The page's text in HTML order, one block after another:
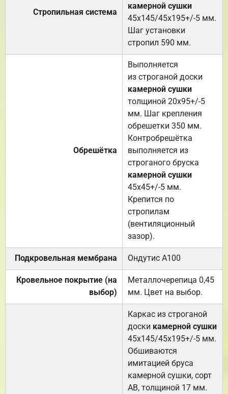
Стропильная система
камерной сушки
45х145/45х195+/-5 мм.
Шаг установки
стропил 590 мм.
Обрешётка
Выполняется
из строганой доски
камерной сушки
толщиной 20х95+/-5
мм. Шаг крепления
обрешетки 350 мм.
Контробрешётка
выполняется из
строганого бруска
камерной сушки
45х45+/-5 мм.
Крепится по
стропилам
(вентиляционный
зазор).
Подкровельная мембрана Ондутис А100
Кровельное покрытие (на
выбор)
Металлочерепица 0,45
мм. Цвет на выбор.
Каркас из строганой
доски камерной сушки
45х145/45х195+/-5 мм.
Обшиваются
имитацией бруса
камерной сушки, сорт
АВ, толщиной 17 мм.